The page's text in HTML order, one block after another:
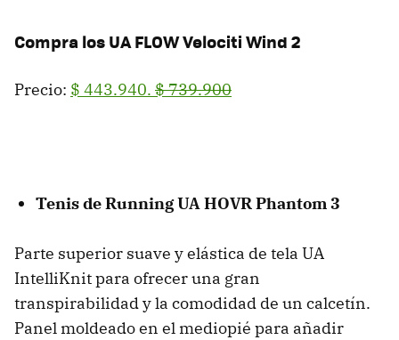
Compra losUA FLOW Velociti Wind 2
Precio: $ 443.940. $ 739.900
Tenis de Running UA HOVR Phantom 3
Parte superior suave y elástica de tela UA
IntelliKnit para ofrecer una gran
transpirabilidad y la comodidad de un calcetín.
Panel moldeado en el mediopié para añadir